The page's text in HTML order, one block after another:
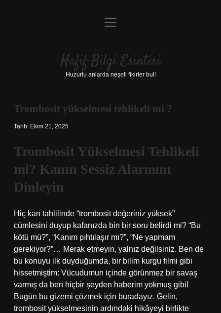
Anasayfa
Yasal Uyarı
menüyü
Hafif Bilgi Esintisi
Huzurlu anlarda neşeli fikirler bul!
Trombosit yükselmesi tehlikeli mi ?
Tarih: Ekim 21, 2025
Trombosit Yükselmesi Tehlikeli
mi? Kanın Sessiz Alarmını
Dinleyin
Hiç kan tahlilinde “trombosit değeriniz yüksek”
cümlesini duyup kafanızda bin bir soru belirdi mi? “Bu
kötü mü?”, “Kanım pıhtılaşır mı?”, “Ne yapmam
gerekiyor?”… Merak etmeyin, yalnız değilsiniz. Ben de
bu konuyu ilk duyduğumda, bir bilim kurgu filmi gibi
hissetmiştim: Vücudumun içinde görünmez bir savaş
varmış da ben hiçbir şeyden haberim yokmuş gibi!
Bugün bu gizemi çözmek için buradayız. Gelin,
trombosit yükselmesinin ardındaki hikâyeyi birlikte